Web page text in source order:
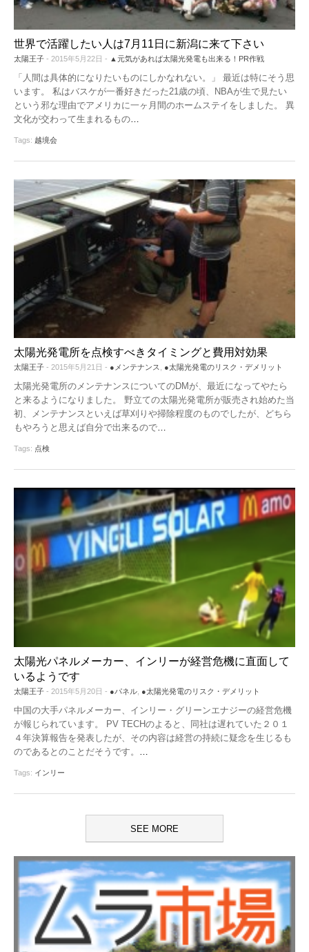
世界で活躍したい人は7月11日に新潟に来て下さい
太陽王子 - 2015年5月22日 - ▲元気があれば太陽光発電も出来る！PR作戦
「人間は具体的になりたいものにしかなれない。」 最近は特にそう思
います。 私はバスケが一番好きだった21歳の頃、NBAが生で見たい
という邪な理由でアメリカに一ヶ月間のホームステイをしました。 異
文化が交わって生まれるもの
Tags: 越境会
太陽光発電所を点検すべきタイミングと費用対効果
太陽王子 - 2015年5月21日 - ●メンテナンス ●太陽光発電のリスク・デメリット
太陽光発電所のメンテナンスについてのDMが、最近になってやたら
と来るようになりました。 野立ての太陽光発電所が販売され始めた当
初、メンテナンスといえば草刈りや掃除程度のものでしたが、どちら
もやろうと思えば自分で出来るので…
Tags: 点検
太陽光パネルメーカー、インリーが経営危機に直面して
いるようです
太陽王子 - 2015年5月20日 - ●パネル ●太陽光発電のリスク・デメリット
中国の大手パネルメーカー、インリー・グリーンエナジーの経営危機
が報じられています。 PV TECHのよると、同社は遅れていた２０１
４年決算報告を発表したが、その内容は経営の持続に疑念を生じるも
のであるとのことだそうです。
Tags: インリー
SEE MORE